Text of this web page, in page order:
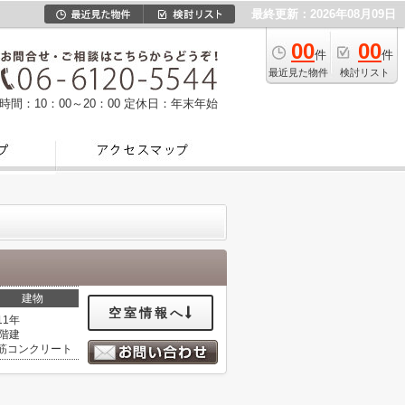
最終更新：2026年08月09日
00件
最近見た物件
00件
検討リスト
間：10：00～20：00 定休日：年末年始
建物
年
建
コンクリート
空室情報へ